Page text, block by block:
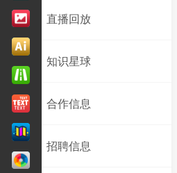
直播回放
知识星球
合作信息
招聘信息